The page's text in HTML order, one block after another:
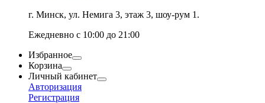
г. Минск, ул. Немига 3, этаж 3, шоу-рум 1.
Ежедневно с 10:00 до 21:00
Избранное
Корзина
Личный кабинет
Авторизация
Регистрация